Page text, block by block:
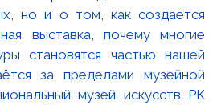
но и о том, как создаётся
выставка, почему многие
становятся частью нашей
за пределами музейной
музей искусств РК